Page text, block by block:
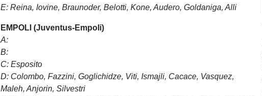
E: Reina, Iovine, Braunoder, Belotti, Kone, Audero, Goldaniga, Alli
EMPOLI (Juventus-Empoli)
A:
B:
C: Esposito
D: Colombo, Fazzini, Goglichidze, Viti, Ismajli, Cacace, Vasquez,
Maleh, Anjorin, Silvestri